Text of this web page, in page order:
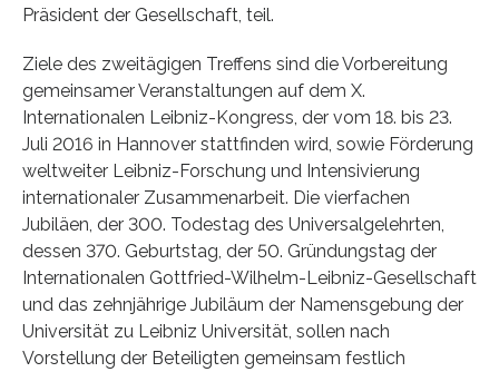
Präsident der Gesellschaft, teil.
Ziele des zweitägigen Treffens sind die Vorbereitung
gemeinsamer Veranstaltungen auf dem X.
Internationalen Leibniz-Kongress, der vom 18. bis 23.
Juli 2016 in Hannover stattfinden wird, sowie Förderung
weltweiter Leibniz-Forschung und Intensivierung
internationaler Zusammenarbeit. Die vierfachen
Jubiläen, der 300. Todestag des Universalgelehrten,
dessen 370. Geburtstag, der 50. Gründungstag der
Internationalen Gottfried-Wilhelm-Leibniz-Gesellschaft
und das zehnjährige Jubiläum der Namensgebung der
Universität zu Leibniz Universität, sollen nach
Vorstellung der Beteiligten gemeinsam festlich